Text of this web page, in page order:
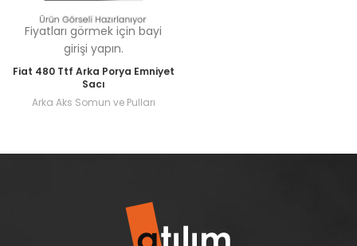
Fiyatları görmek için bayi
girişi yapın.
Fiat 480 Ttf Arka Porya Emniyet
Sacı
Arka Aks Somun ve Pulları